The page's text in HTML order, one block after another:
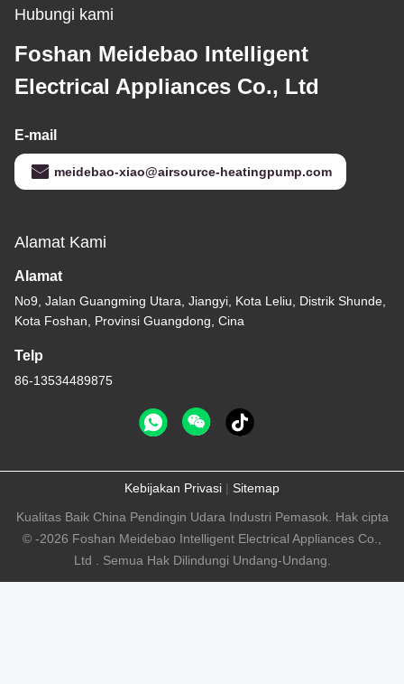
Hubungi kami
Foshan Meidebao Intelligent
Electrical Appliances Co., Ltd
E-mail
meidebao-xiao@airsource-heatingpump.com
Alamat Kami
Alamat
No9, Jalan Guangming Utara, Jiangyi, Kota Leliu, Distrik Shunde,
Kota Foshan, Provinsi Guangdong, Cina
Telp
86-13534489875
Kebijakan Privasi | Sitemap
Kualitas Baik China Pendingin Udara Industri Pemasok. Hak cipta
© -2026 Foshan Meidebao Intelligent Electrical Appliances Co.,
Ltd . Semua Hak Dilindungi Undang-Undang.